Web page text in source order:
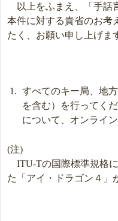
以上をふまえ、「手話
本件に対する貴省のお考
たく、お願い申し上げま
すべてのキー局、地
を含む）を行ってく
について、オンライ
(注)
ITU-Tの国際標準規格
た「アイ・ドラゴン４」